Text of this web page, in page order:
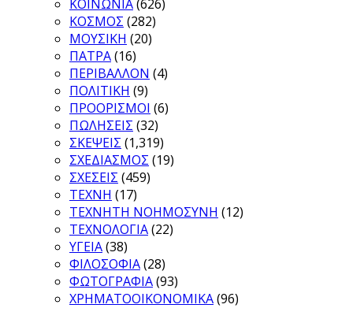
ΚΟΙΝΩΝΙΑ(626)
ΚΟΣΜΟΣ (282)
ΜΟΥΣΙΚΗ (20)
ΠΑΤΡΑ(16)
ΠΕΡΙΒΑΛΛΟΝ (4)
ΠΟΛΙΤΙΚΗ (9)
ΠΡΟΟΡΙΣΜΟΙ (6)
ΠΩΛΗΣΕΙΣ (32)
ΣΚΕΨΕΙΣ (1,319)
ΣΧΕΔΙΑΣΜΟΣ (19)
ΣΧΕΣΕΙΣ (459)
ΤΕΧΝΗ (17)
ΤΕΧΝΗΤΗ ΝΟΗΜΟΣΥΝΗ (12)
ΤΕΧΝΟΛΟΓΙΑ(22)
ΥΓΕΙΑ(38)
ΦΙΛΟΣΟΦΙΑ(28)
ΦΩΤΟΓΡΑΦΙΑ(93)
ΧΡΗΜΑΤΟΟΙΚΟΝΟΜΙΚΑ(96)